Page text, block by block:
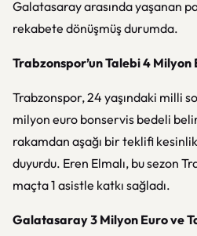
Galatasaray arasında yaşanan
rekabete dönüşmüş durumda.
Trabzonspor’un Talebi 4 Milyon
Trabzonspor, 24 yaşındaki milli
milyon euro bonservis bedeli
rakamdan aşağı bir teklifi
duyurdu. Eren Elmalı, bu sezon
maçta 1 asistle katkı sağladı.
Galatasaray 3 Milyon Euro ve